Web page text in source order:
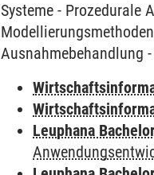
Systeme - Prozedurale
Ausnahmebehandlung
Leuphana